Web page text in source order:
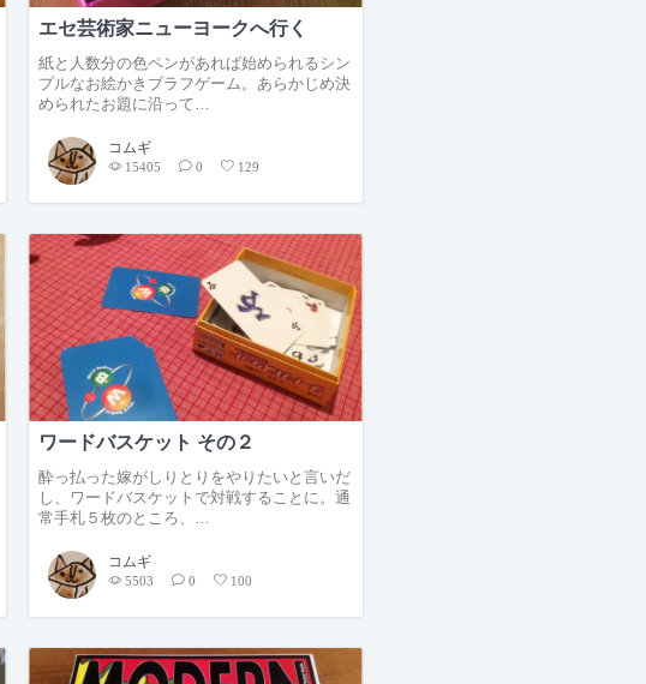
エセ芸術家ニューヨークへ行く
紙と人数分の色ペンがあれば始められるシン
プルなお絵かきブラフゲーム。あらかじめ決
められたお題に沿って…
コムギ
15405 0 129
ワードバスケット その２
酔っ払った嫁がしりとりをやりたいと言いだ
し、ワードバスケットで対戦することに。通
常手札５枚のところ、…
コムギ
5503 0 100